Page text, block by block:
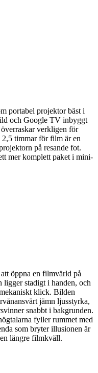
portabel projektor bäst i
och Google TV inbyggt
verkligen för
2,5 timmar för film är en
på resande fot.
mer komplett paket i mini-
öppna en filmvärld på
stadigt i handen, och
klick. Bilden
jämn ljusstyrka,
snabbt i bakgrunden.
fyller rummet med
som bryter illusionen är
längre filmkväll.